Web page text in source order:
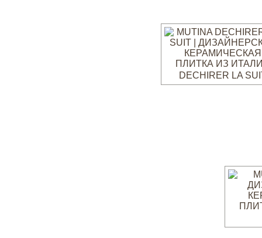
DECHIRER LA